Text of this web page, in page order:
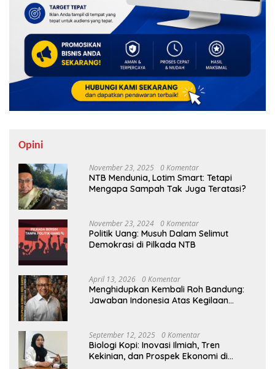
Opini
November 23, 2025 0 Komentar
NTB Mendunia, Lotim Smart: Tetapi
Mengapa Sampah Tak Juga Teratasi?
November 23, 2024 0 Komentar
Politik Uang: Musuh Dalam Selimut
Demokrasi di Pilkada NTB
April 13, 2026 0 Komentar
Menghidupkan Kembali Roh Bandung:
Jawaban Indonesia Atas Kegilaan
September 12, 2025 0 Komentar
Biologi Kopi: Inovasi Ilmiah, Tren
Kekinian, dan Prospek Ekonomi di